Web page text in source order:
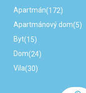
Apartmán(172)
Apartmánový dom(5)
Byt(15)
Dom(24)
Vila(30)